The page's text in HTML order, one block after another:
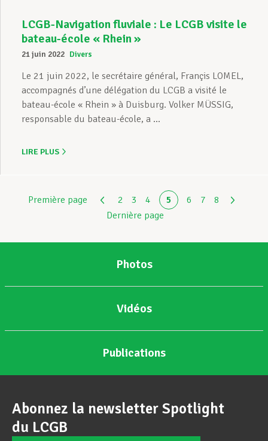
LCGB-Navigation fluviale : Le LCGB visite le
bateau-école « Rhein »
21 juin 2022 Divers
Le 21 juin 2022, le secrétaire général, Françis LOMEL,
accompagnés d’une délégation du LCGB a visité le
bateau-école « Rhein » à Duisburg. Volker MÜSSIG,
responsable du bateau-école, a ...
LIRE PLUS
Première page 2 3 4 5 6 7
8
Dernière page
Photos
Vidéos
Publications
Abonnez la newsletter Spotlight
du LCGB